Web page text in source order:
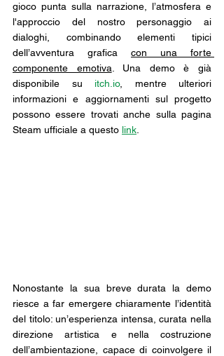
gioco punta sulla narrazione, l’atmosfera e
l'approccio del nostro personaggio ai
dialoghi, combinando elementi tipici
dell’avventura grafica con una forte
componente emotiva . Una demo è già
disponibile su itch.io, mentre ulteriori
informazioni e aggiornamenti sul progetto
possono essere trovati anche sulla pagina
Steam ufficiale a questo link
Nonostante la sua breve durata la demo
riesce a far emergere chiaramente l’identità
del titolo: un’esperienza intensa, curata nella
direzione artistica e nella costruzione
dell’ambientazione, capace di coinvolgere il